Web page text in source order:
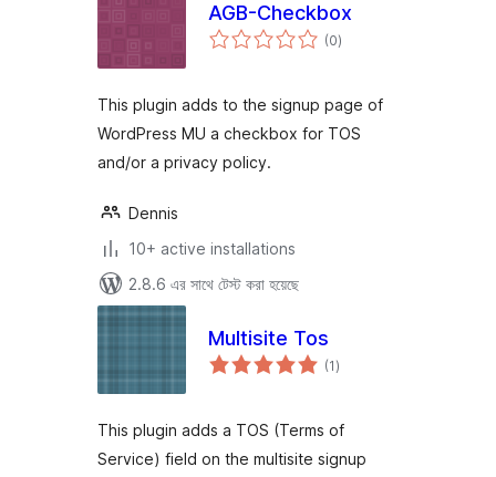
AGB-Checkbox
(0total
ratings
)
This plugin adds to the signup page of
WordPress MU a checkbox for TOS
and/or a privacy policy.
Dennis
10+ active installations
2.8.6 এর সাথে টেস্ট করা হয়েছে
Multisite Tos
(1total
ratings
)
This plugin adds a TOS (Terms of
Service) field on the multisite signup